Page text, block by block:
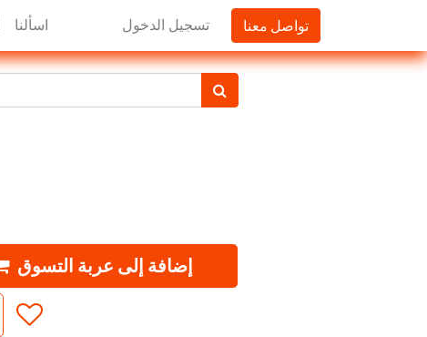
اسألنا تسجيل الدخول تواصل معنا
إضافة إلى عربة التسوق